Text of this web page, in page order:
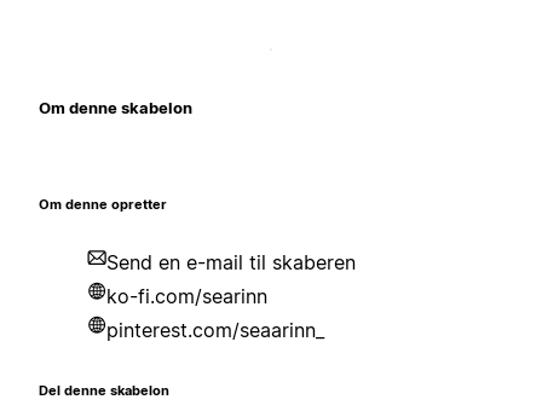
Om denne skabelon
Om denne opretter
Send en e-mail til skaberen
ko-fi.com/searinn
pinterest.com/seaarinn_
Del denne skabelon